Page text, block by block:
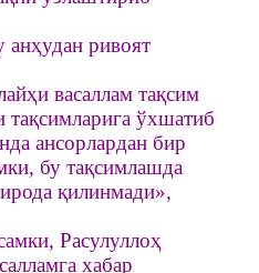
анҳудан ривоят
васаллам тақсим
тақсимларига ўхшатиб
ансорлардан бир
бу тақсимлашда
қилинмади»,
Расулуллоҳ
хабар